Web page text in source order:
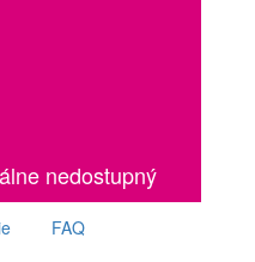
nedostupný
FAQ